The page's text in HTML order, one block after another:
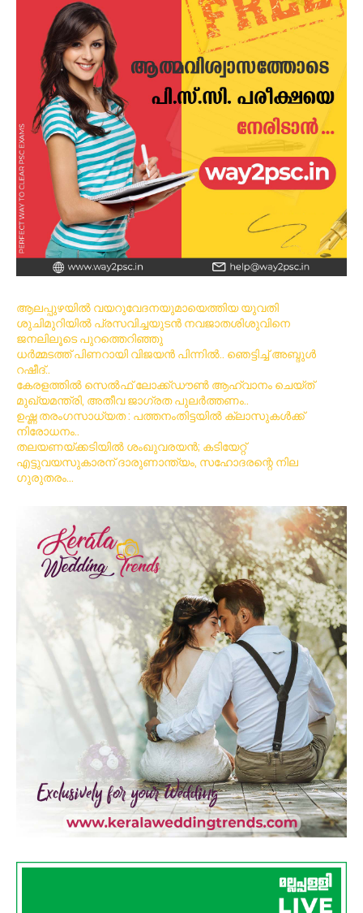
ആലപ്പുഴയിൽ വയറുവേദനയുമായെത്തിയ യുവതി
ശുചിമുറിയിൽ പ്രസവിച്ചയുടൻ നവജാതശിശുവിനെ
ജനലിലൂടെ പുറത്തെറിഞ്ഞു
ധര്‍മ്മടത്ത് പിണറായി വിജയന്‍ പിന്നില്‍.. ഞെട്ടിച്ച് അബ്ദുൾ
റഷീദ്..
കേരളത്തിൽ സെൽഫ് ലോക്ക്ഡൗൺ ആഹ്വാനം ചെയ്ത്
മുഖ്യമന്ത്രി, അതീവ ജാഗ്രത പുലർത്തണം..
ഉഷ്ണ തരംഗസാധ്യത : പത്തനംതിട്ടയില്‍ ക്ലാസുകള്‍ക്ക്
നിരോധനം..
തലയണയ്ക്കടിയില്‍ ശംഖുവരയന്‍; കടിയേറ്റ്
എട്ടുവയസുകാരന് ദാരുണാന്ത്യം, സഹോദരന്റെ നില
ഗുരുതരം…